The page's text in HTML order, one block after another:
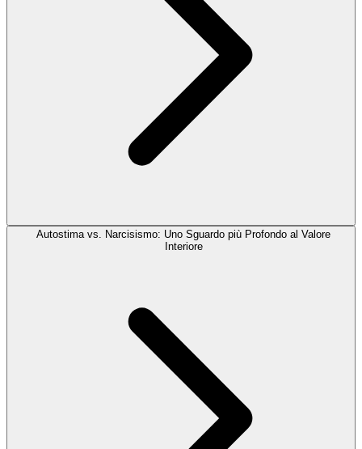
Autostima vs. Narcisismo: Uno Sguardo più Profondo al Valore
Interiore